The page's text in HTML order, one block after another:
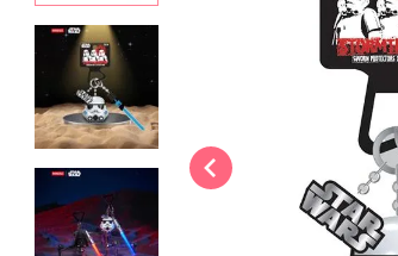
tomatodo
harry potter
kuromi